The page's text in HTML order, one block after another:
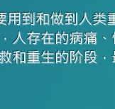
到和做到人类
人存在的病痛
和重生的阶段，